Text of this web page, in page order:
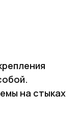
на стыках